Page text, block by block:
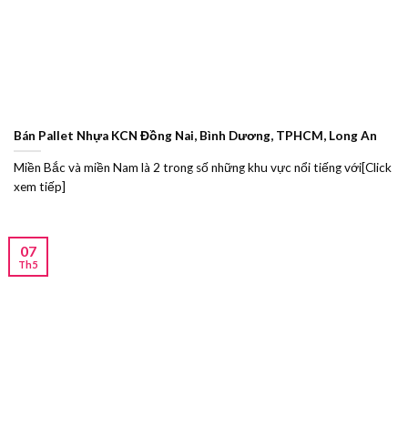
Bán Pallet Nhựa KCN Đồng Nai, Bình Dương, TPHCM, Long An
Miền Bắc và miền Nam là 2 trong số những khu vực nổi tiếng với[Click
xem tiếp]
07
Th5